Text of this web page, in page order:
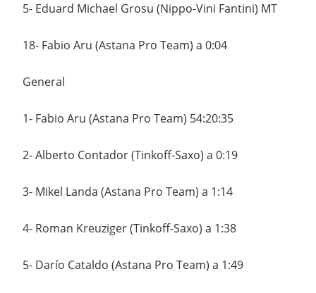
5- Eduard Michael Grosu (Nippo-Vini Fantini) MT
18- Fabio Aru (Astana Pro Team) a 0:04
General
1- Fabio Aru (Astana Pro Team) 54:20:35
2- Alberto Contador (Tinkoff-Saxo) a 0:19
3- Mikel Landa (Astana Pro Team) a 1:14
4- Roman Kreuziger (Tinkoff-Saxo) a 1:38
5- Darío Cataldo (Astana Pro Team) a 1:49